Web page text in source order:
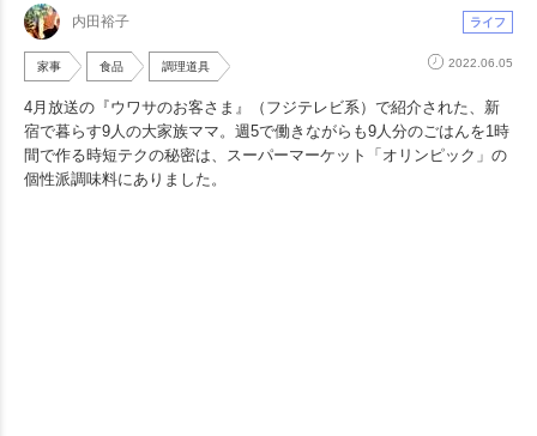
内田裕子 ライフ
家事 食品 調理道具 2022.06.05
4月放送の『ウワサのお客さま』（フジテレビ系）で紹介された、新
宿で暮らす9人の大家族ママ。週5で働きながらも9人分のごはんを1時
間で作る時短テクの秘密は、スーパーマーケット「オリンピック」の
個性派調味料にありました。